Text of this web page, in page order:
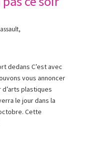
,
dedans C’est avec
vous annoncer
plastiques
le jour dans la
Cette